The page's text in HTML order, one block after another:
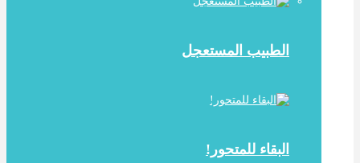
الطبيب المستعجل
البقاء للمتحور!